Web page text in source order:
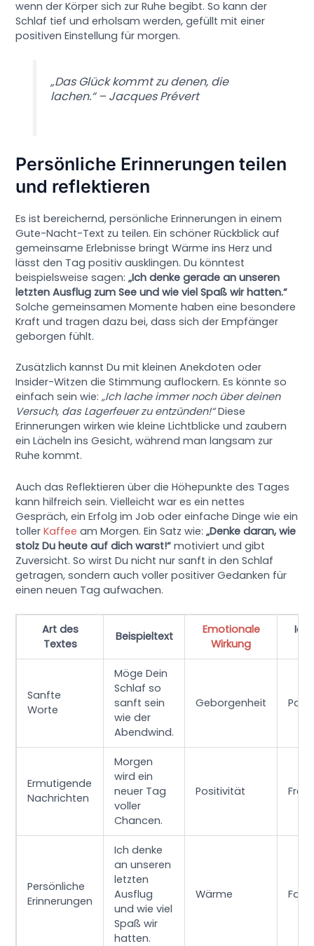
wenn der Körper sich zur Ruhe begibt. So kann der
Schlaf tief und erholsam werden, gefüllt mit einer
positiven Einstellung für morgen.
„Das Glück kommt zu denen, die
lachen.“ – Jacques Prévert
Persönliche Erinnerungen teilen
und reflektieren
Es ist bereichernd, persönliche Erinnerungen in einem
Gute-Nacht-Text zu teilen. Ein schöner Rückblick auf
gemeinsame Erlebnisse bringt Wärme ins Herz und
lässt den Tag positiv ausklingen. Du könntest
beispielsweise sagen:„Ich denke gerade an unseren
letzten Ausflug zum See und wie viel Spaß wir hatten.“
Solche gemeinsamen Momente haben eine besondere
Kraft und tragen dazu bei, dass sich der Empfänger
geborgen fühlt.
Zusätzlich kannst Du mit kleinen Anekdoten oder
Insider-Witzen die Stimmung auflockern. Es könnte so
einfach sein wie:„Ich lache immer noch über deinen
Versuch, das Lagerfeuer zu entzünden!“Diese
Erinnerungen wirken wie kleine Lichtblicke und zaubern
ein Lächeln ins Gesicht, während man langsam zur
Ruhe kommt.
Auch das Reflektieren über die Höhepunkte des Tages
kann hilfreich sein. Vielleicht war es ein nettes
Gespräch, ein Erfolg im Job oder einfache Dinge wie ein
tollerKaffee am Morgen. Ein Satz wie:„Denke daran, wie
stolz Du heute auf dich warst!“ motiviert und gibt
Zuversicht. So wirst Du nicht nur sanft in den Schlaf
getragen, sondern auch voller positiver Gedanken für
einen neuen Tag aufwachen.
Art des
Textes
Beispieltext
Emotionale
Wirkung
Sanfte
Worte
Möge Dein
Schlaf so
sanft sein
wie der
Abendwind.
Geborgenheit
Ermutigende
Nachrichten
Morgen
wird ein
neuer Tag
voller
Chancen.
Positivität
Persönliche
Erinnerungen
Ich denke
an unseren
letzten
Ausflug
und wie viel
Spaß wir
hatten.
Wärme